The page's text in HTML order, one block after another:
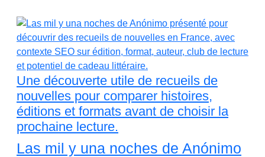
Une découverte utile de recueils de
nouvelles pour comparer histoires,
éditions et formats avant de choisir la
prochaine lecture.
Las mil y una noches de Anónimo